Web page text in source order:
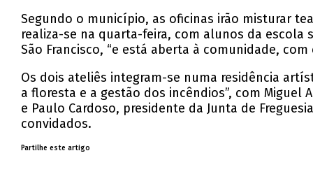
Segundo o município, as oficinas irão misturar
realiza-se na quarta-feira, com alunos da escola
São Francisco, “e está aberta à comunidade,
Os dois ateliês integram-se numa residência
a floresta e a gestão dos incêndios”, com Miguel
e Paulo Cardoso, presidente da Junta de
convidados.
Partilhe este artigo